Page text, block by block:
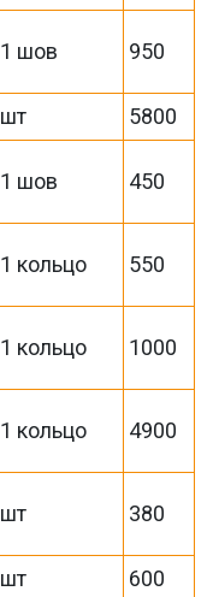
1 шов 950
шт
5800
1 шов 450
1 кольцо 550
1 кольцо 1000
1 кольцо 4900
шт 380
шт
600